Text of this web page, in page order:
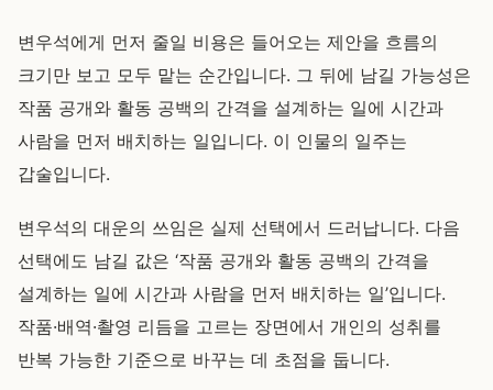
변우석에게 먼저 줄일 비용은 들어오는 제안을 흐름의
크기만 보고 모두 맡는 순간입니다. 그 뒤에 남길 가능성은
작품 공개와 활동 공백의 간격을 설계하는 일에 시간과
사람을 먼저 배치하는 일입니다. 이 인물의 일주는
갑술입니다.
변우석의 대운의 쓰임은 실제 선택에서 드러납니다. 다음
선택에도 남길 값은 ‘작품 공개와 활동 공백의 간격을
설계하는 일에 시간과 사람을 먼저 배치하는 일’입니다.
작품·배역·촬영 리듬을 고르는 장면에서 개인의 성취를
반복 가능한 기준으로 바꾸는 데 초점을 둡니다.